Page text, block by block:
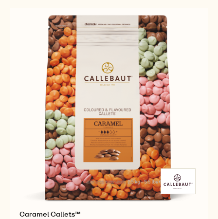
Caramel Callets™